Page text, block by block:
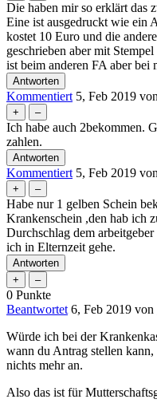
Die haben mir so erklärt das
Eine ist ausgedruckt wie ein
kostet 10 Euro und die
geschrieben aber mit
ist beim anderen FA aber bei
Kommentiert 5, Feb 2019 von
Ich habe auch 2bekommen.
zahlen.
Kommentiert 5, Feb 2019 von
Habe nur 1 gelben Schein
Krankenschein ,den hab ich
Durchschlag dem
ich in Elternzeit gehe.
0 Punkte
Beantwortet 6, Feb 2019 von
Würde ich bei der
wann du Antrag stellen
nichts mehr an.
Also das ist für